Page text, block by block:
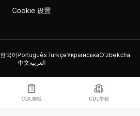
Cookie 设置
한국어PortuguêsTürkçeУкраїнськаOʻzbekcha
中文العربية
TruckDriver.help LLC
公司所有，与政府组织无关。
CDL测试 CDL学校